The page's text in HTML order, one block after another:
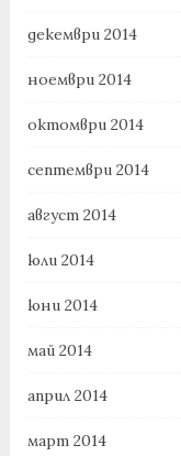
декември 2014
ноември 2014
октомври 2014
септември 2014
август 2014
юли 2014
юни 2014
май 2014
април 2014
март 2014